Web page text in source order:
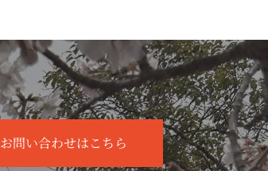
お問い合わせはこちら